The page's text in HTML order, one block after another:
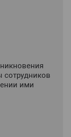
сотрудников
ими